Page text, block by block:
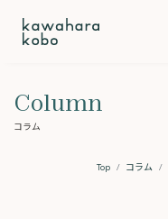
Column
コラム
Top コラム